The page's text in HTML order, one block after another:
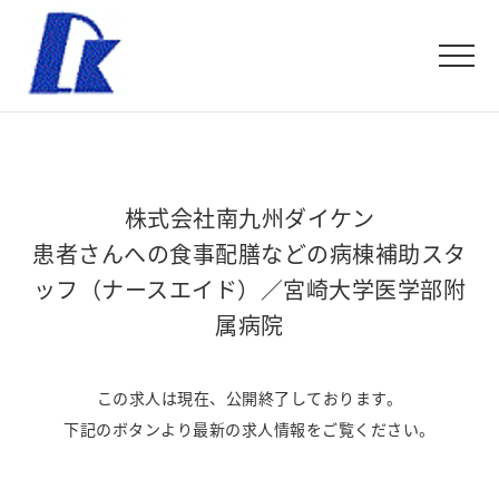
株式会社南九州ダイケン
患者さんへの食事配膳などの病棟補助スタ
ッフ（ナースエイド）／宮崎大学医学部附
属病院
この求人は現在、公開終了しております。
下記のボタンより最新の求人情報をご覧ください。